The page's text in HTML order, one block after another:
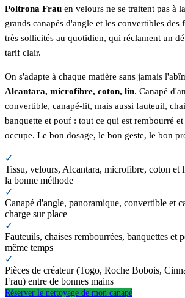
Poltrona Frau en velours ne se traitent pas à
grands canapés d'angle et les convertibles des
très sollicités au quotidien, qui réclament un
tarif clair.
On s'adapte à chaque matière sans jamais
Alcantara, microfibre, coton, lin. Canapé
convertible, canapé-lit, mais aussi fauteuil,
banquette et pouf : tout ce qui est rembourré
occupe. Le bon dosage, le bon geste, le bon
✓
Tissu, velours, Alcantara, microfibre, coton et
la bonne méthode
✓
Canapé d'angle, panoramique, convertible et
charge sur place
✓
Fauteuils, chaises rembourrées, banquettes et
même temps
✓
Pièces de créateur (Togo, Roche Bobois,
Frau) entre de bonnes mains
Réserver le nettoyage de mon canapé